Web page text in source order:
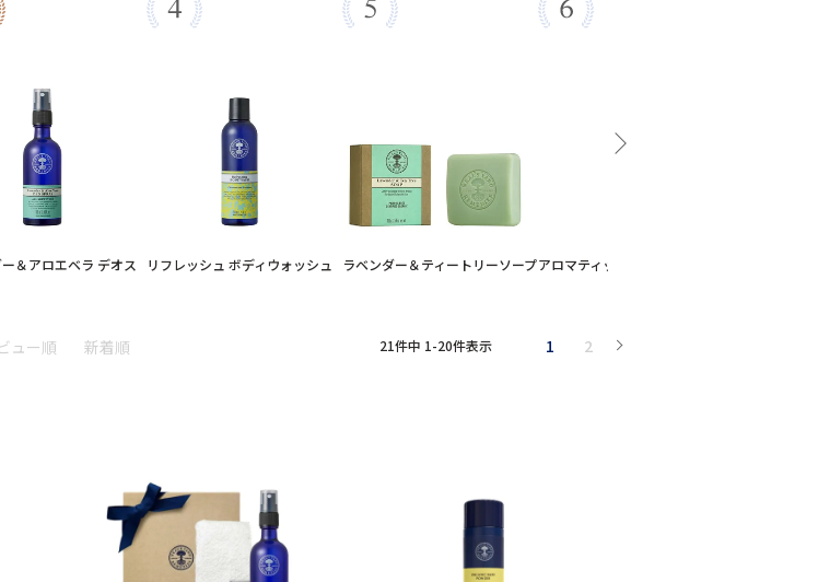
＆アロエベラ デオス
リフレッシュ ボディウォッシュ ラベンダー＆ティートリーソープアロマティック シャワージェル
ュー順 新着順 21件中 1-20件表示 1 2